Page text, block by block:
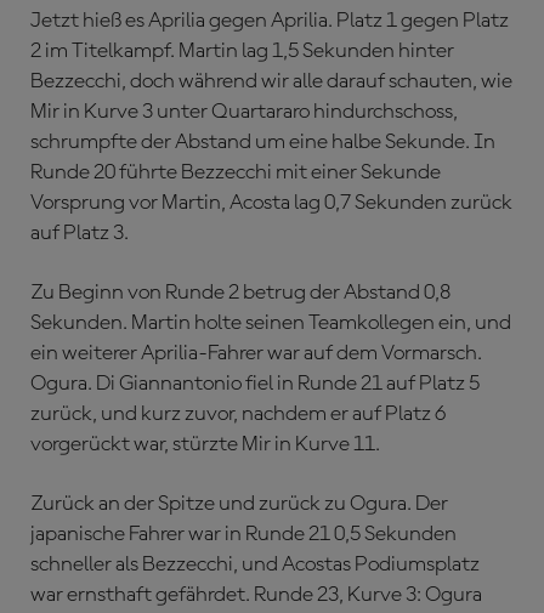
Jetzt hieß es Aprilia gegen Aprilia. Platz 1 gegen Platz
2 im Titelkampf. Martin lag 1,5 Sekunden hinter
Bezzecchi, doch während wir alle darauf schauten, wie
Mir in Kurve 3 unter Quartararo hindurchschoss,
schrumpfte der Abstand um eine halbe Sekunde. In
Runde 20 führte Bezzecchi mit einer Sekunde
Vorsprung vor Martin, Acosta lag 0,7 Sekunden zurück
auf Platz 3.
Zu Beginn von Runde 2 betrug der Abstand 0,8
Sekunden. Martin holte seinen Teamkollegen ein, und
ein weiterer Aprilia-Fahrer war auf dem Vormarsch.
Ogura. Di Giannantonio fiel in Runde 21 auf Platz 5
zurück, und kurz zuvor, nachdem er auf Platz 6
vorgerückt war, stürzte Mir in Kurve 11.
Zurück an der Spitze und zurück zu Ogura. Der
japanische Fahrer war in Runde 21 0,5 Sekunden
schneller als Bezzecchi, und Acostas Podiumsplatz
war ernsthaft gefährdet. Runde 23, Kurve 3: Ogura